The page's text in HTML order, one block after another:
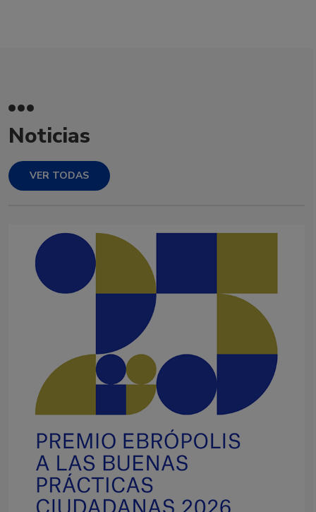
Noticias
VER TODAS